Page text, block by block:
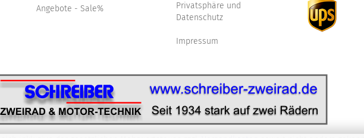
Angebote - Sale%
Privatsphäre und
Datenschutz
Impressum